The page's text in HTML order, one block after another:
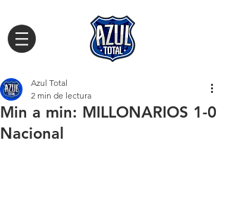
Min a min: MILLONARIOS 1-0
Nacional
Azul Total
2 min de lectura